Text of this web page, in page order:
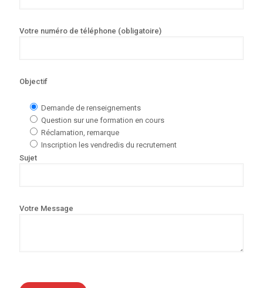
Votre numéro de téléphone (obligatoire)
Objectif
Demande de renseignements
Question sur une formation en cours
Réclamation, remarque
Inscription les vendredis du recrutement
Sujet
Votre Message